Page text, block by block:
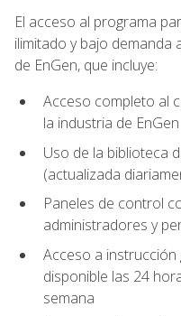
El acceso al programa
ilimitado y bajo demanda
de EnGen, que incluye:
Acceso completo al
la industria de EnGen
Uso de la biblioteca
(actualizada
Paneles de control
administradores y
Acceso a instrucción
disponible las 24
semana